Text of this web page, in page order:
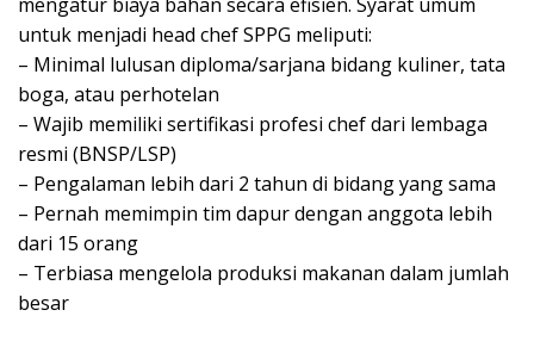
untuk menjadi head chef SPPG meliputi:
– Minimal lulusan diploma/sarjana bidang kuliner, tata
boga, atau perhotelan
– Wajib memiliki sertifikasi profesi chef dari lembaga
resmi (BNSP/LSP)
– Pengalaman lebih dari 2 tahun di bidang yang sama
– Pernah memimpin tim dapur dengan anggota lebih
dari 15 orang
– Terbiasa mengelola produksi makanan dalam jumlah
besar